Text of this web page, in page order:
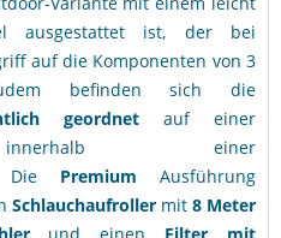
ausgestattet ist, der bei
auf die Komponenten von 3
befinden sich die
geordnet auf einer
einer
Die Premium Ausführung
Schlauchaufroller mit 8 Meter